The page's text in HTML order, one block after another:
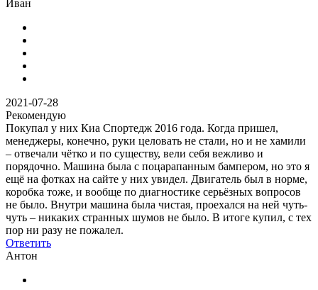
Иван
2021-07-28
Рекомендую
Покупал у них Киа Спортедж 2016 года. Когда пришел,
менеджеры, конечно, руки целовать не стали, но и не хамили
– отвечали чётко и по существу, вели себя вежливо и
порядочно. Машина была с поцарапанным бампером, но это я
ещё на фотках на сайте у них увидел. Двигатель был в норме,
коробка тоже, и вообще по диагностике серьёзных вопросов
не было. Внутри машина была чистая, проехался на ней чуть-
чуть – никаких странных шумов не было. В итоге купил, с тех
пор ни разу не пожалел.
Ответить
Антон